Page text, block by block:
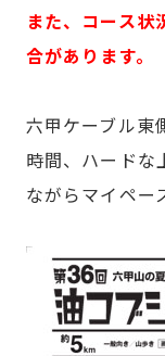
また、コース状
合があります。
六甲ケーブル東
時間、ハードな
ながらマイペー